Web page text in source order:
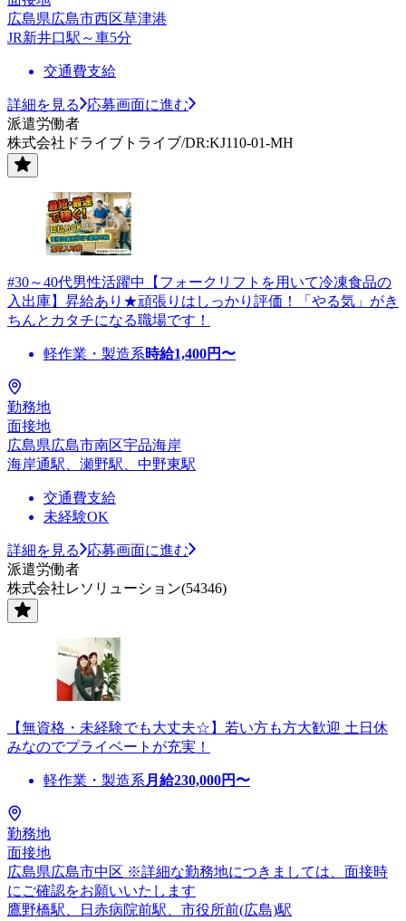
広島県広島市西区草津港
JR新井口駅～車5分
交通費支給
詳細を見る
応募画面に進む
派遣労働者
株式会社ドライブトライブ/DR:KJ110-01-MH
#30～40代男性活躍中【フォークリフトを用いて冷凍食品の
入出庫】昇給あり★頑張りはしっかり評価！「やる気」がき
ちんとカタチになる職場です！
軽作業・製造系時給1,400円〜
勤務地
面接地
広島県広島市南区宇品海岸
海岸通駅、瀬野駅、中野東駅
交通費支給
未経験OK
詳細を見る
応募画面に進む
派遣労働者
株式会社レソリューション(54346)
【無資格・未経験でも大丈夫☆】若い方も方大歓迎 土日休
みなのでプライベートが充実！
軽作業・製造系 月給230,000円〜
勤務地
面接地
広島県広島市中区 ※詳細な勤務地につきましては、面接時
にご確認をお願いいたします
鷹野橋駅、日赤病院前駅、市役所前(広島)駅